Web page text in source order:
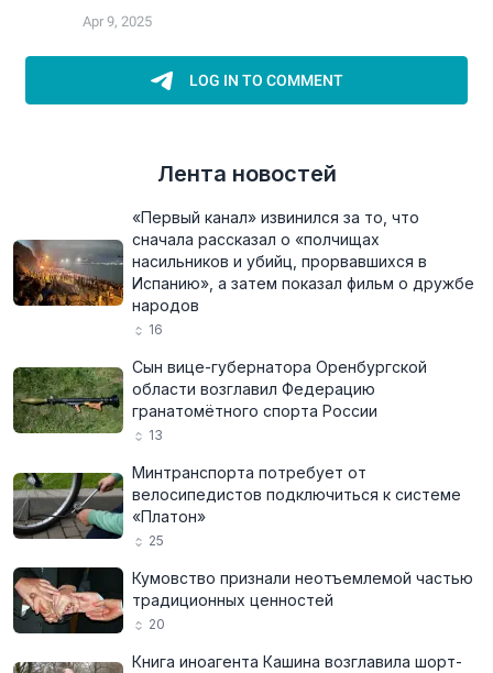
Лента новостей
«Первый канал» извинился за то, что
сначала рассказал о «полчищах
насильников и убийц, прорвавшихся в
Испанию», а затем показал фильм о дружбе
народов
16
Сын вице-губернатора Оренбургской
области возглавил Федерацию
гранатомётного спорта России
13
Минтранспорта потребует от
велосипедистов подключиться к системе
«Платон»
25
Кумовство признали неотъемлемой частью
традиционных ценностей
20
Книга иноагента Кашина возглавила шорт-